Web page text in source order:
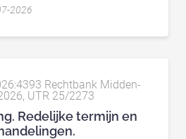
2026
Rechtbank Midden-
UTR 25/2273
Redelijke termijn en